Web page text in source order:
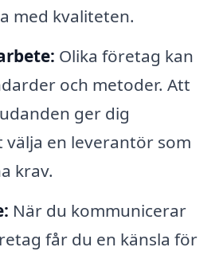
med kvaliteten.
Olika företag kan
och metoder. Att
ger dig
en leverantör som
krav.
När du kommunicerar
får du en känsla för